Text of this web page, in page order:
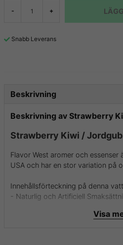
- +
Snabb Leverans
Beskrivning
Beskrivning av Strawberry
Strawberry Kiwi /
Flavor West aromer och essenser
USA och har en stor variation på
Innehållsförteckning på denna
- Naturlig och Artificiell
Visa